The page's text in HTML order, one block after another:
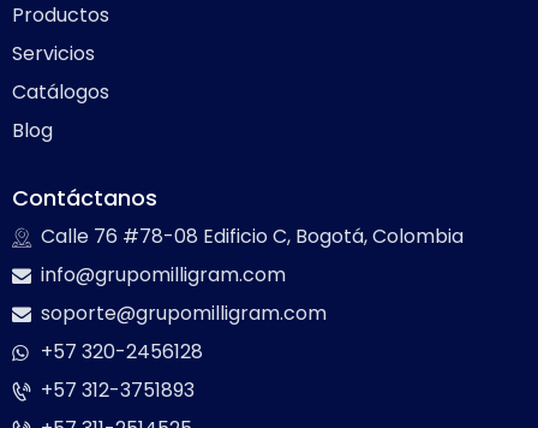
Productos
Servicios
Catálogos
Blog
Contáctanos
Calle 76 #78-08 Edificio C, Bogotá, Colombia
info@grupomilligram.com
soporte@grupomilligram.com
+57 320-2456128
+57 312-3751893